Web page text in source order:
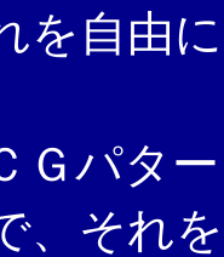
を自由
パター
、それ